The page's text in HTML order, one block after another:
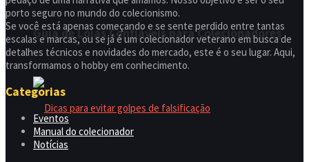
Guia de Lojas Confiáveis para Colecionadores
porto seguro no mundo do colecionismo.
Se você está apenas começando e se sente perdido entre tantas
escalas e marcas, ou se já é um colecionador veterano em busca de
detalhes técnicos e novidades do mercado, este é o seu lugar. Aqui,
transformamos o hobby em conhecimento.
Categorias
Eventos
Manual do colecionador
Notícias